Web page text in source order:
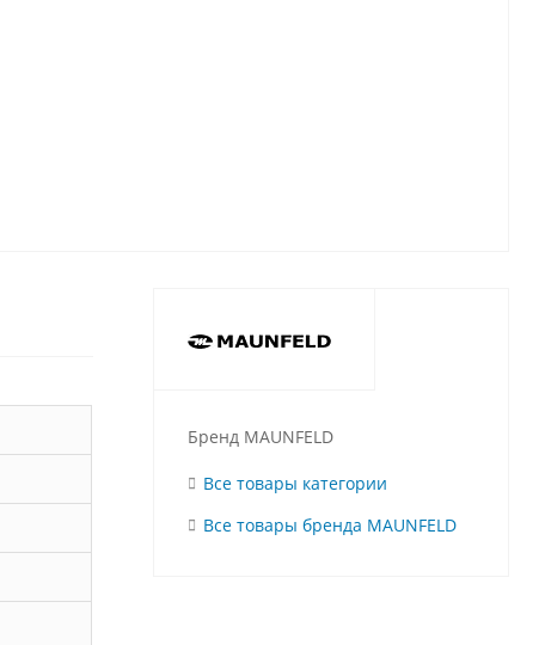
Бренд MAUNFELD
Все товары категории
Все товары бренда MAUNFELD